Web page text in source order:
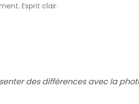
Esprit clair.
des différences avec la